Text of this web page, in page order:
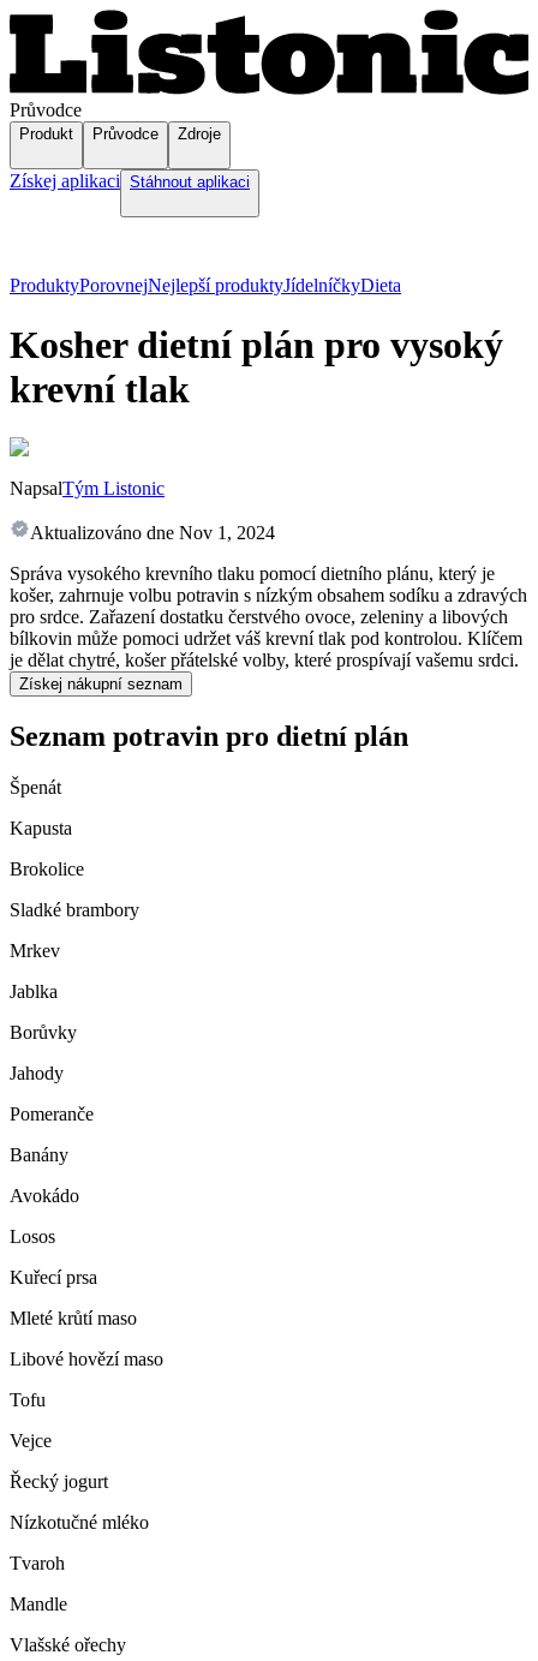
Průvodce
Produkt Průvodce Zdroje
Získej aplikaci Stáhnout aplikaci
ProduktyPorovnejNejlepší produktyJídelníčkyDieta
Kosher dietní plán pro vysoký
krevní tlak
NapsalTým Listonic
Aktualizováno dne Nov 1, 2024
Správa vysokého krevního tlaku pomocí dietního plánu, který je
košer, zahrnuje volbu potravin s nízkým obsahem sodíku a zdravých
pro srdce. Zařazení dostatku čerstvého ovoce, zeleniny a libových
bílkovin může pomoci udržet váš krevní tlak pod kontrolou. Klíčem
je dělat chytré, košer přátelské volby, které prospívají vašemu srdci.
Získej nákupní seznam
Seznam potravin pro dietní plán
Špenát
Kapusta
Brokolice
Sladké brambory
Mrkev
Jablka
Borůvky
Jahody
Pomeranče
Banány
Avokádo
Losos
Kuřecí prsa
Mleté krůtí maso
Libové hovězí maso
Tofu
Vejce
Řecký jogurt
Nízkotučné mléko
Tvaroh
Mandle
Vlašské ořechy